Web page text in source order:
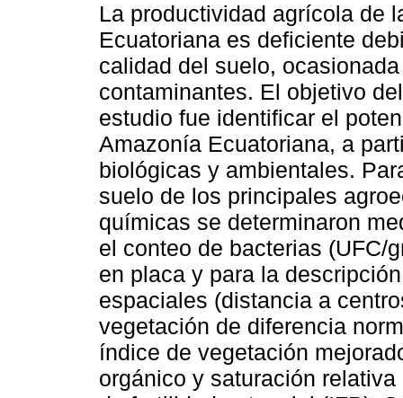
La productividad agrícola de
Ecuatoriana es deficiente
calidad del suelo,
contaminantes. El objetivo
estudio fue identificar el
Amazonía Ecuatoriana, a
biológicas y ambientales.
suelo de los principales
químicas se determinaron
el conteo de bacterias (UFC/
en placa y para la
espaciales (distancia a
vegetación de diferencia
índice de vegetación
orgánico y saturación